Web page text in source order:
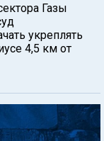
Газы
укреплять
4,5 км от